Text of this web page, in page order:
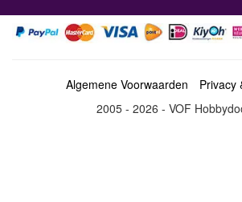
Algemene Voorwaarden
Privacy
2005 - 2026 - VOF